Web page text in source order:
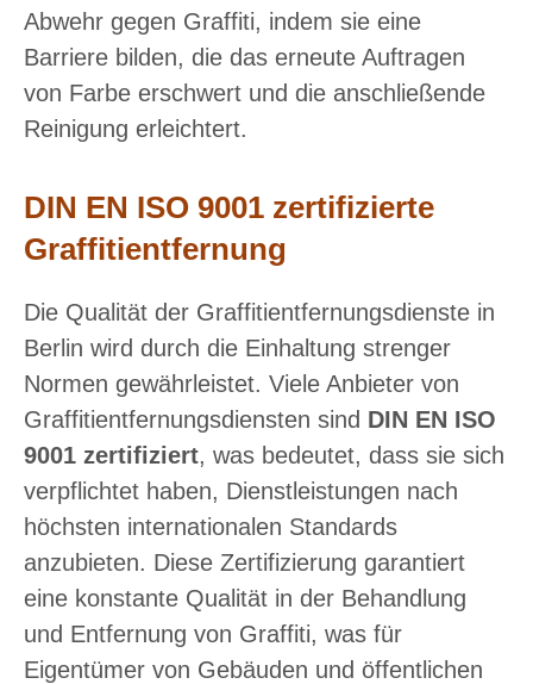
Abwehr gegen Graffiti, indem sie eine
Barriere bilden, die das erneute Auftragen
von Farbe erschwert und die anschließende
Reinigung erleichtert.
DIN EN ISO 9001 zertifizierte
Graffitientfernung
Die Qualität der Graffitientfernungsdienste in
Berlin wird durch die Einhaltung strenger
Normen gewährleistet. Viele Anbieter von
Graffitientfernungsdiensten sind DIN EN ISO
9001 zertifiziert, was bedeutet, dass sie sich
verpflichtet haben, Dienstleistungen nach
höchsten internationalen Standards
anzubieten. Diese Zertifizierung garantiert
eine konstante Qualität in der Behandlung
und Entfernung von Graffiti, was für
Eigentümer von Gebäuden und öffentlichen